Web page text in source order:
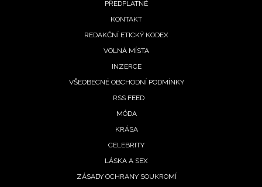
PŘEDPLATNÉ
KONTAKT
REDAKČNÍ ETICKÝ KODEX
VOLNÁ MÍSTA
INZERCE
VŠEOBECNÉ OBCHODNÍ PODMÍNKY
RSS FEED
MÓDA
KRÁSA
CELEBRITY
LÁSKA A SEX
ZÁSADY OCHRANY SOUKROMÍ